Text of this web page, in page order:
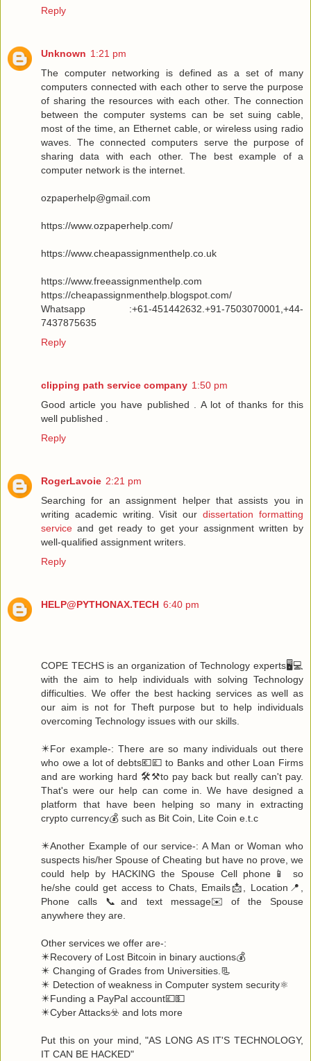
Reply
Unknown 1:21 pm
The computer networking is defined as a set of many
computers connected with each other to serve the purpose
of sharing the resources with each other. The connection
between the computer systems can be set suing cable,
most of the time, an Ethernet cable, or wireless using radio
waves. The connected computers serve the purpose of
sharing data with each other. The best example of a
computer network is the internet.
ozpaperhelp@gmail.com
https://www.ozpaperhelp.com/
https://www.cheapassignmenthelp.co.uk
https://www.freeassignmenthelp.com
https://cheapassignmenthelp.blogspot.com/
Whatsapp :+61-451442632.+91-7503070001,+44-
7437875635
Reply
clipping path service company 1:50 pm
Good article you have published . A lot of thanks for this
well published .
Reply
RogerLavoie 2:21 pm
Searching for an assignment helper that assists you in
writing academic writing. Visit ourdissertation formatting
service and get ready to get your assignment written by
well-qualified assignment writers.
Reply
HELP@PYTHONAX.TECH 6:40 pm
COPE TECHS is an organization of Technology experts🖥️💻
with the aim to help individuals with solving Technology
difficulties. We offer the best hacking services as well as
our aim is not for Theft purpose but to help individuals
overcoming Technology issues with our skills.
✴️For example-: There are so many individuals out there
who owe a lot of debts💶💷 to Banks and other Loan Firms
and are working hard 🛠️⚒️to pay back but really can't pay.
That's were our help can come in. We have designed a
platform that have been helping so many in extracting
crypto currency💰 such as Bit Coin, Lite Coin e.t.c
✴️Another Example of our service-: A Man or Woman who
suspects his/her Spouse of Cheating but have no prove, we
could help by HACKING the Spouse Cell phone📱 so
he/she could get access to Chats, Emails📩, Location📍,
Phone calls 📞and text message✉️ of the Spouse
anywhere they are.
Other services we offer are-:
✴️Recovery of Lost Bitcoin in binary auctions💰
✴️ Changing of Grades from Universities.📃
✴️ Detection of weakness in Computer system security⚛️
✴️Funding a PayPal account💷💵
✴️Cyber Attacks☣️ and lots more
Put this on your mind, "AS LONG AS IT'S TECHNOLOGY,
IT CAN BE HACKED"